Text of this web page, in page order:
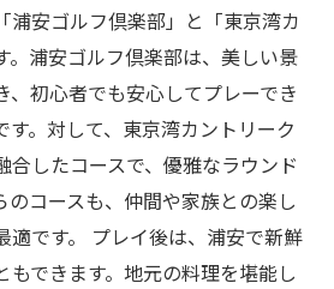
浦安ゴルフ倶楽部」と「東京湾カ
。浦安ゴルフ倶楽部は、美しい景
、初心者でも安心してプレーでき
す。対して、東京湾カントリーク
合したコースで、優雅なラウンド
のコースも、仲間や家族との楽し
適です。 プレイ後は、浦安で新鮮
もできます。地元の料理を堪能し